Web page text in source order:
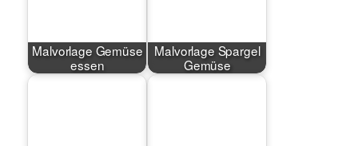
Malvorlage Gemüse
essen
Malvorlage Spargel
Gemüse